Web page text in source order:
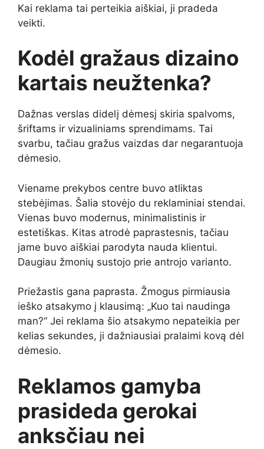
Kai reklama tai perteikia aiškiai, ji pradeda
veikti.
Kodėl gražaus dizaino
kartais neužtenka?
Dažnas verslas didelį dėmesį skiria spalvoms,
šriftams ir vizualiniams sprendimams. Tai
svarbu, tačiau gražus vaizdas dar negarantuoja
dėmesio.
Viename prekybos centre buvo atliktas
stebėjimas. Šalia stovėjo du reklaminiai stendai.
Vienas buvo modernus, minimalistinis ir
estetiškas. Kitas atrodė paprastesnis, tačiau
jame buvo aiškiai parodyta nauda klientui.
Daugiau žmonių sustojo prie antrojo varianto.
Priežastis gana paprasta. Žmogus pirmiausia
ieško atsakymo į klausimą: „Kuo tai naudinga
man?“ Jei reklama šio atsakymo nepateikia per
kelias sekundes, ji dažniausiai pralaimi kovą dėl
dėmesio.
Reklamos gamyba
prasideda gerokai
anksčiau nei